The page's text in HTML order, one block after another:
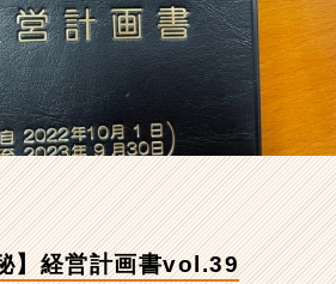
】経営計画書vol.39